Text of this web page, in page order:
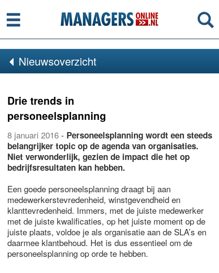
Menu
Nieuwsoverzicht
Drie trends in
personeelsplanning
8 januari 2016 - Personeelsplanning wordt een steeds
belangrijker topic op de agenda van organisaties.
Niet verwonderlijk, gezien de impact die het op
bedrijfsresultaten kan hebben.
Een goede personeelsplanning draagt bij aan
medewerkerstevredenheid, winstgevendheid en
klanttevredenheid. Immers, met de juiste medewerker
met de juiste kwalificaties, op het juiste moment op de
juiste plaats, voldoe je als organisatie aan de SLA’s en
daarmee klantbehoud. Het is dus essentieel om de
personeelsplanning op orde te hebben.